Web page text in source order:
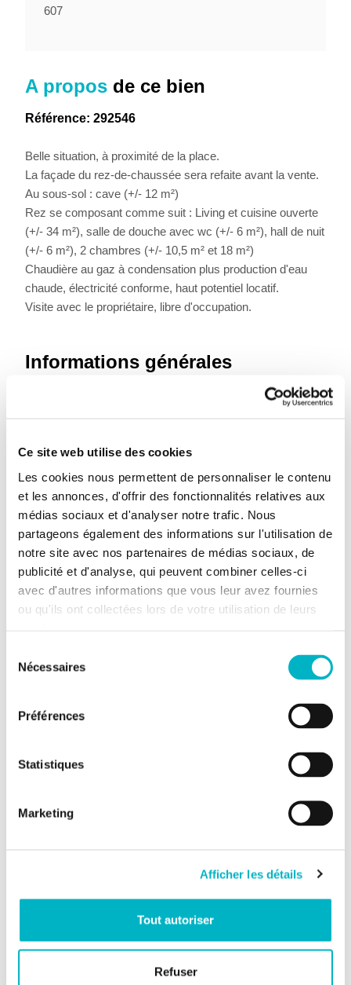
Ce site web utilise des cookies
Les cookies nous permettent de personnaliser le contenu
et les annonces, d'offrir des fonctionnalités relatives aux
médias sociaux et d'analyser notre trafic. Nous
partageons également des informations sur l'utilisation de
notre site avec nos partenaires de médias sociaux, de
publicité et d'analyse, qui peuvent combiner celles-ci
avec d'autres informations que vous leur avez fournies
ou qu'ils ont collectées lors de votre utilisation de leurs
Nécessaires
Préférences
Statistiques
Marketing
Afficher les détails
Tout autoriser
Refuser
A propos de ce bien
Référence: 292546
Belle situation, à proximité de la place.
La façade du rez-de-chaussée sera refaite avant la vente.
Au sous-sol : cave (+/- 12 m²)
Rez se composant comme suit : Living et cuisine ouverte
(+/- 34 m²), salle de douche avec wc (+/- 6 m²), hall de nuit
(+/- 6 m²), 2 chambres (+/- 10,5 m² et 18 m²)
Chaudière au gaz à condensation plus production d'eau
chaude, électricité conforme, haut potentiel locatif.
Visite avec le propriétaire, libre d'occupation.
Informations générales
Composition du bien
2 chambres
1 salle de douche
1 WC
Surface chambre 2
Surface cave
Informations supplémentaires
Informations sur le jardin et
terrain
140m2
607